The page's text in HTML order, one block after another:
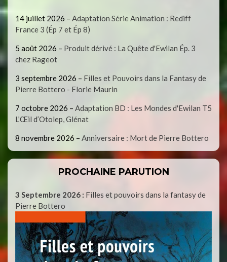
14 juillet 2026 – Adaptation Série Animation : Rediff
France 3 (Ép 7 et Ép 8)
5 août 2026 – Produit dérivé : La Quête d'Ewilan Ép. 3
chez Rageot
3 septembre 2026 – Filles et Pouvoirs dans la Fantasy de
Pierre Bottero - Florie Maurin
7 octobre 2026 – Adaptation BD : Les Mondes d'Ewilan T5
L’Œil d’Otolep, Glénat
8 novembre 2026 – Anniversaire : Mort de Pierre Bottero
PROCHAINE PARUTION
3 Septembre 2026 : Filles et pouvoirs dans la fantasy de
Pierre Bottero